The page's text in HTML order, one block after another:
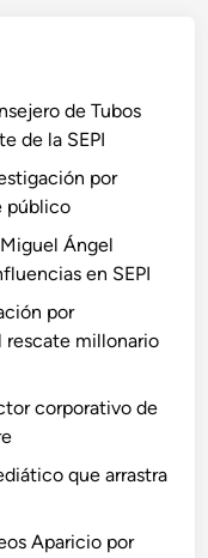
de Tubos
de la SEPI
por
público
Ángel
en SEPI
por
rescate millonario
corporativo de
que arrastra
Aparicio por